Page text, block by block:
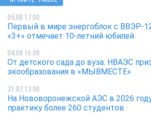
05.08 17:00
Первый в мире энергоблок с ВВЭР-
«3+» отмечает 10-летний юбилей
04.08 16:00
От детского сада до вуза: НВАЭС
экообразования в «МЫВМЕСТЕ»
31.07 13:00
На Нововоронежской АЭС в 2026
практику более 260 студентов